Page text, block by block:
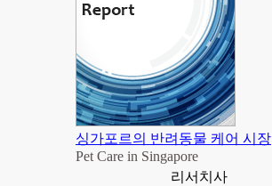
싱가포르의 반려동물 케어 시장
Pet Care in Singapore
리서치사